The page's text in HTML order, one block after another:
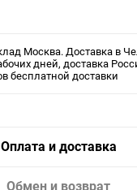
Москва. Доставка в
дней, доставка
бесплатной доставки
Оплата и доставка
Обмен и возврат